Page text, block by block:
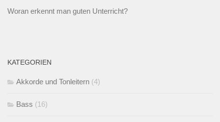
Woran erkennt man guten Unterricht?
KATEGORIEN
Akkorde und Tonleitern (4)
Bass (16)